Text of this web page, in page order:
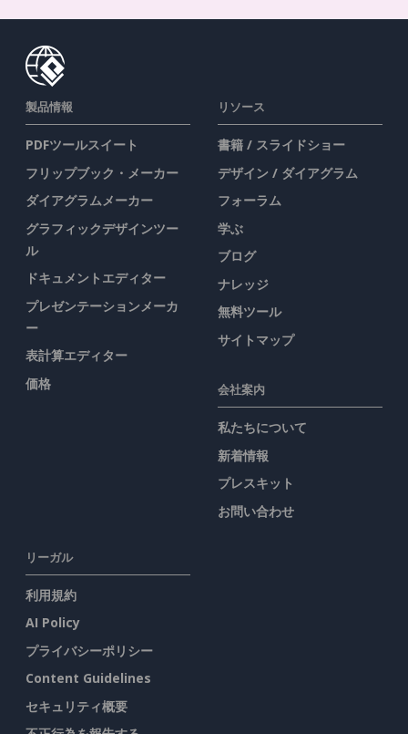
製品情報
PDFツールスイート
フリップブック・メーカー
ダイアグラムメーカー
グラフィックデザインツー
ル
ドキュメントエディター
プレゼンテーションメーカ
ー
表計算エディター
価格
リソース
書籍 / スライドショー
デザイン / ダイアグラム
フォーラム
学ぶ
ブログ
ナレッジ
無料ツール
サイトマップ
会社案内
私たちについて
新着情報
プレスキット
お問い合わせ
リーガル
利用規約
AI Policy
プライバシーポリシー
Content Guidelines
セキュリティ概要